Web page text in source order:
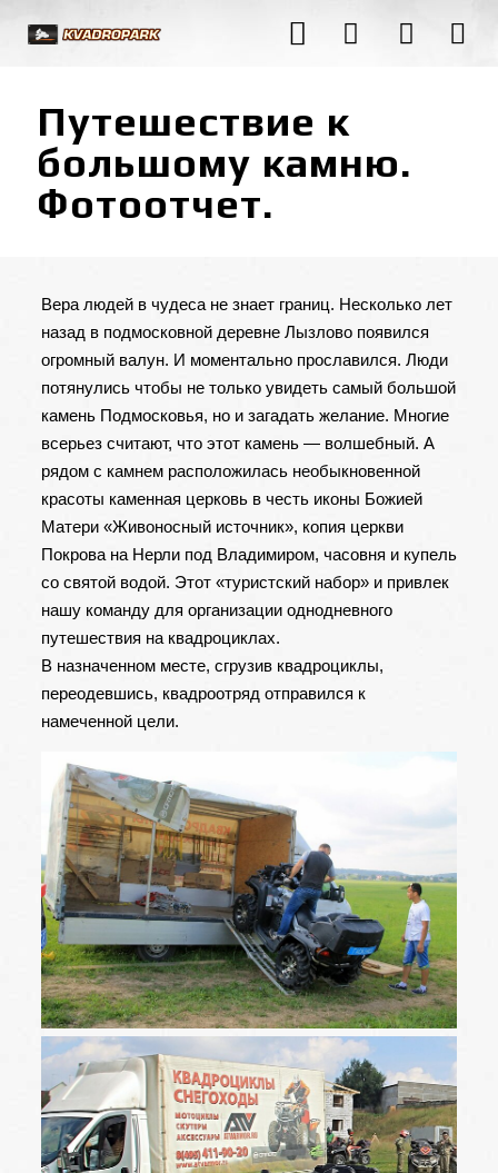
Путешествие к
большому камню.
Фотоотчет.
Вера людей в чудеса не знает границ. Несколько лет
назад в подмосковной деревне Лызлово появился
огромный валун. И моментально прославился. Люди
потянулись чтобы не только увидеть самый большой
камень Подмосковья, но и загадать желание. Многие
всерьез считают, что этот камень — волшебный. А
рядом с камнем расположилась необыкновенной
красоты каменная церковь в честь иконы Божией
Матери «Живоносный источник», копия церкви
Покрова на Нерли под Владимиром, часовня и купель
со святой водой. Этот «туристский набор» и привлек
нашу команду для организации однодневного
путешествия на квадроциклах.
В назначенном месте, сгрузив квадроциклы,
переодевшись, квадроотряд отправился к
намеченной цели.